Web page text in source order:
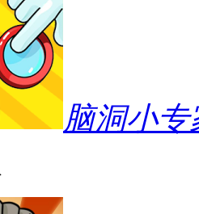
脑洞小